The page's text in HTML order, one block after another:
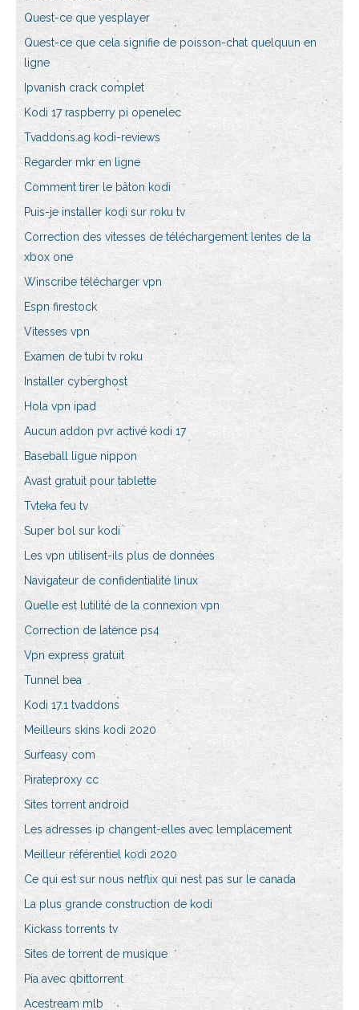
Quest-ce que yesplayer
Quest-ce que cela signifie de poisson-chat quelquun en
ligne
Ipvanish crack complet
Kodi 17 raspberry pi openelec
Tvaddons.ag kodi-reviews
Regarder mkr en ligne
Comment tirer le bâton kodi
Puis-je installer kodi sur roku tv
Correction des vitesses de téléchargement lentes de la
xbox one
Winscribe télécharger vpn
Espn firestock
Vitesses vpn
Examen de tubi tv roku
Installer cyberghost
Hola vpn ipad
Aucun addon pvr activé kodi 17
Baseball ligue nippon
Avast gratuit pour tablette
Tvteka feu tv
Super bol sur kodi
Les vpn utilisent-ils plus de données
Navigateur de confidentialité linux
Quelle est lutilité de la connexion vpn
Correction de latence ps4
Vpn express gratuit
Tunnel bea
Kodi 17.1 tvaddons
Meilleurs skins kodi 2020
Surfeasy com
Pirateproxy cc
Sites torrent android
Les adresses ip changent-elles avec lemplacement
Meilleur référentiel kodi 2020
Ce qui est sur nous netflix qui nest pas sur le canada
La plus grande construction de kodi
Kickass torrents tv
Sites de torrent de musique
Pia avec qbittorrent
Acestream mlb